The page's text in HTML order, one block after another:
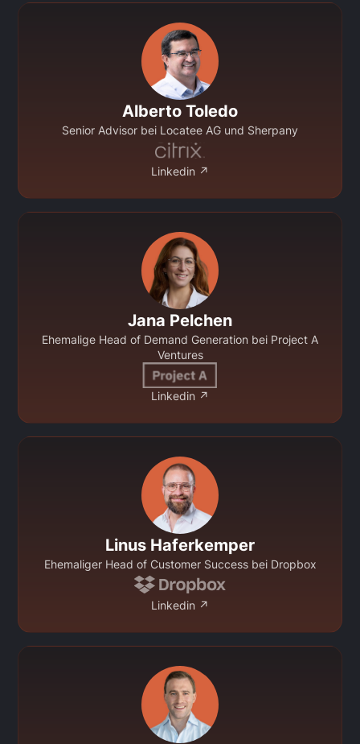
Alberto Toledo
Senior Advisor bei Locatee AG und Sherpany
Linkedin ↗
Jana Pelchen
Ehemalige Head of Demand Generation bei Project A
Ventures
Linkedin ↗
Linus Haferkemper
Ehemaliger Head of Customer Success bei Dropbox
Linkedin ↗